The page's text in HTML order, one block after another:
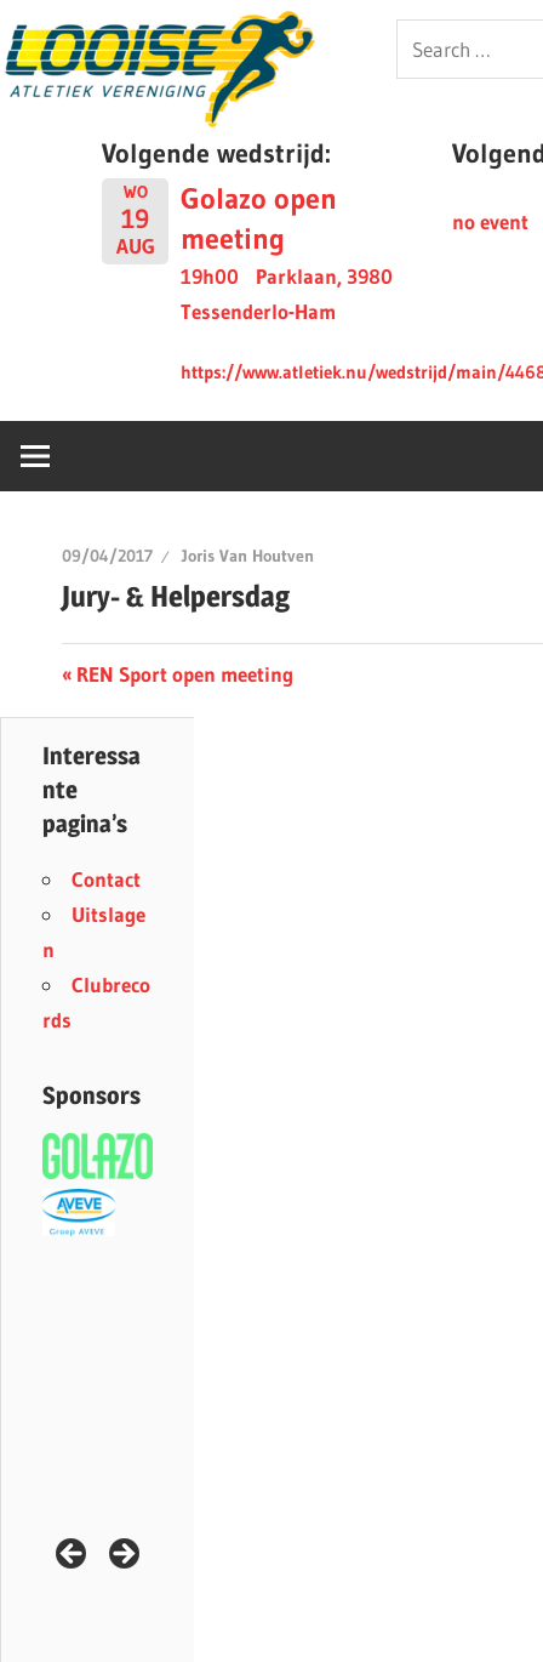
to
content
Looise
Search
for:
Volgende wedstrijd:
WO
19
AUG
Golazo open
meeting
19h00
Parklaan, 3980
Tessenderlo-Ham
https://www.atletiek.nu/wedstrijd/main/
no event
09/04/2017 Joris Van Houtven
Jury- & Helpersdag
Berichtnavigatie
Previous
REN Sport open meeting
Interessa
nte
pagina’s
Contact
Uitslage
n
Clubreco
rds
Sponsors